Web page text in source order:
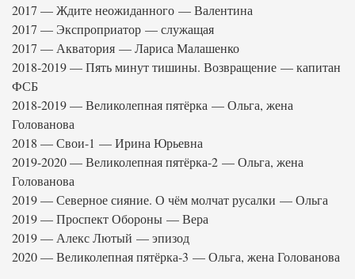
2017 — Ждите неожиданного — Валентина
2017 — Экспроприатор — служащая
2017 — Акватория — Лариса Малашенко
2018-2019 — Пять минут тишины. Возвращение — капитан
ФСБ
2018-2019 — Великолепная пятёрка — Ольга, жена
Голованова
2018 — Свои-1 — Ирина Юрьевна
2019-2020 — Великолепная пятёрка-2 — Ольга, жена
Голованова
2019 — Северное сияние. О чём молчат русалки — Ольга
2019 — Проспект Обороны — Вера
2019 — Алекс Лютый — эпизод
2020 — Великолепная пятёрка-3 — Ольга, жена Голованова